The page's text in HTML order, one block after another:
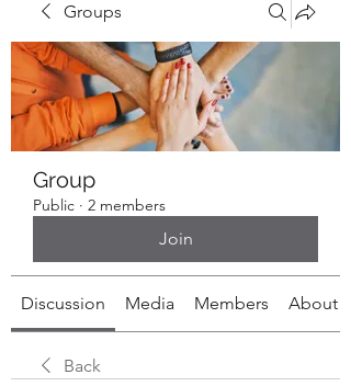
Groups
Group
Public · 2 members
Join
Discussion Media Members About
Back